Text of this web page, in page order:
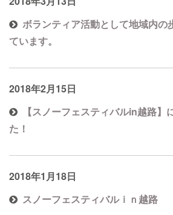
ボランティア活動として地域内の
ています。
2018年2月15日
【スノーフェスティバルin越路】
た！
2018年1月18日
スノーフェスティバルｉｎ越路